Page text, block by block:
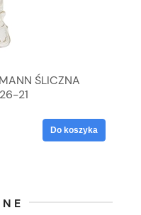
ŚLICZNA
21
Do koszyka